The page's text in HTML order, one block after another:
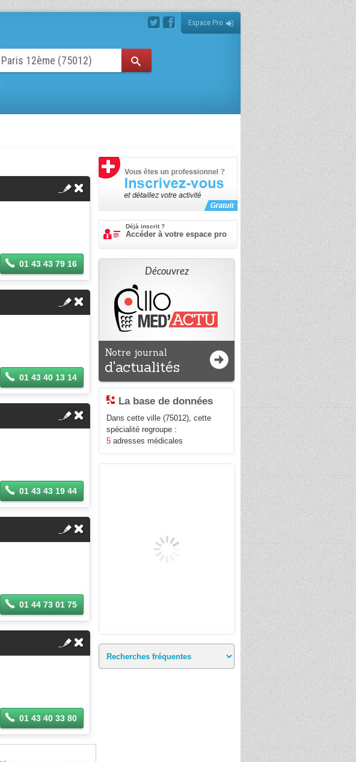
Espace Pro
01 43 43 79 16
01 43 40 13 14
01 43 43 19 44
01 44 73 01 75
01 43 40 33 80
Déjà inscrit ?
Accéder à votre espace pro
Découvrez
Notre journal
d'actualités
La base de données
Dans cette ville (75012), cette
spécialité regroupe :
5 adresses médicales